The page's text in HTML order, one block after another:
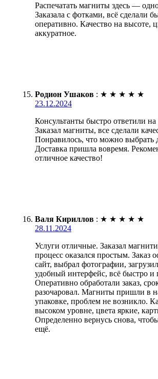
Распечатать магниты здесь —
Заказала с фотками, всё сделали
оперативно. Качество на высоте,
аккуратное.
Родион Ушаков : ★ ★ ★ ★ ★
23.12.2024
Консультанты быстро ответили
Заказал магниты, все сделали
Понравилось, что можно выбрать
Доставка пришла вовремя.
отличное качество!
Валя Кириллов : ★ ★ ★ ★ ★
28.11.2024
Услуги отличные. Заказал
процесс оказался простым. Заказ
сайт, выбрал фотографии,
удобный интерфейс, всё быстро и
Оперативно обработали заказ,
разочаровал. Магниты пришли в
упаковке, проблем не возникло.
высоком уровне, цвета яркие,
Определенно вернусь снова,
ещё.